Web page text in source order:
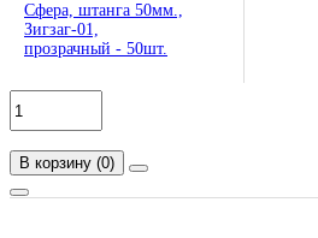
Сфера, штанга 50мм.,
Зигзаг-01,
прозрачный - 50шт.
В корзину (0)